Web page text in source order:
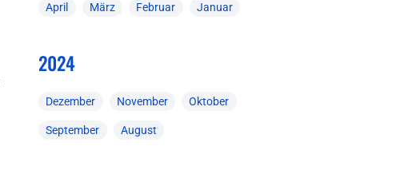
April März Februar Januar
2024
Dezember November Oktober
September August